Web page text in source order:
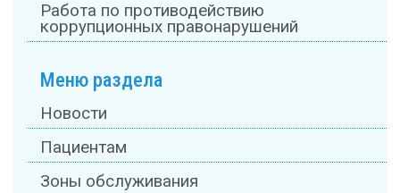
Работа по противодействию
коррупционных правонарушений
Меню раздела
Новости
Пациентам
Зоны обслуживания